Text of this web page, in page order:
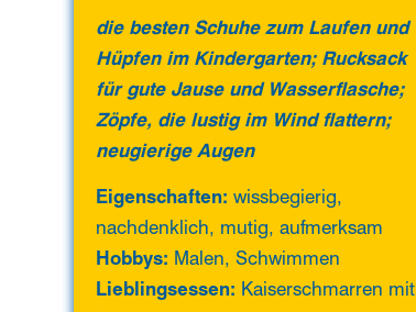
die besten Schuhe zum Laufen und
Hüpfen im Kindergarten; Rucksack
für gute Jause und Wasserflasche;
Zöpfe, die lustig im Wind flattern;
neugierige Augen
Eigenschaften: wissbegierig,
nachdenklich, mutig, aufmerksam
Hobbys: Malen, Schwimmen
Lieblingsessen: Kaiserschmarren mit